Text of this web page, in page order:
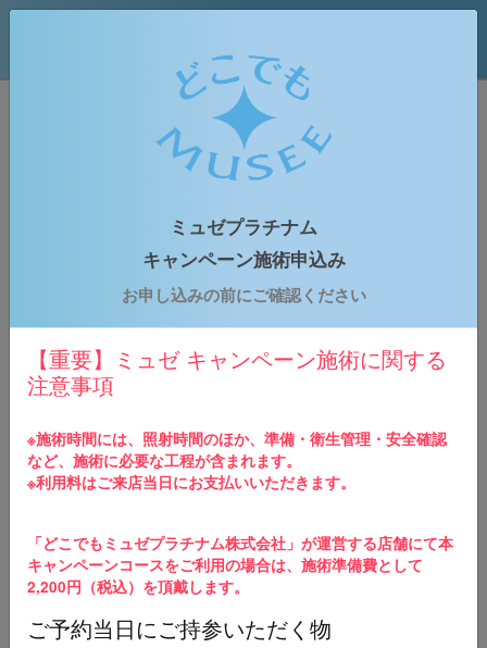
はじめての方専用予約申込みフォーム
ミュゼプラチナム
キャンペーン施術申込み
お申し込みの前にご確認ください
【重要】ミュゼ キャンペーン施術に関する
注意事項
※施術時間には、照射時間のほか、準備・衛生管理・安全確認
など、施術に必要な工程が含まれます。
※利用料はご来店当日にお支払いいただきます。
「どこでもミュゼプラチナム株式会社」が運営する店舗にて本
キャンペーンコースをご利用の場合は、施術準備費として
2,200円（税込）を頂戴します。
ご予約当日にご持参いただく物
お申込みの流れ
ご予約情報の入力
2
メールが送られます。※仮予約の場合、後日予約店
舗よりご連絡させていただきます。
3
ご予約の変更やキャンセルを希望の場合、直接ご予
約店舗にご連絡をお願いいたします。
スマホ・携帯メールをご使用の方へ